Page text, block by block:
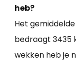
heb?
Het
bedraagt 3435
wekken heb je